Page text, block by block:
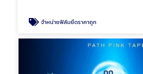
จำหน่ายฟิล์มยืดราคาถูก